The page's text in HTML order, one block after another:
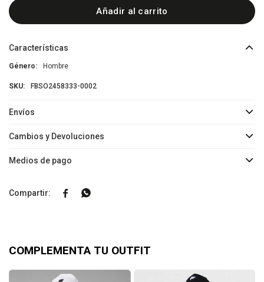
Añadir al carrito
Características
Género Hombre
FBSO2458333-0002
Envíos
Cambios y Devoluciones
Medios de pago
 
COMPLEMENTA TU OUTFIT